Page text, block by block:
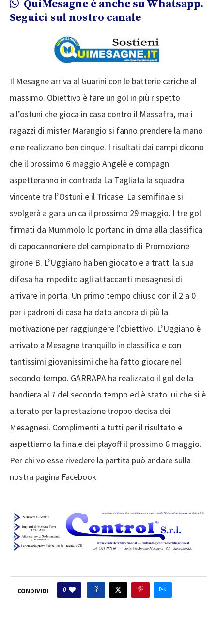
QuiMesagne è anche su Whatsapp.
Seguici sul nostro canale
Il Mesagne arriva al Guarini con le batterie cariche al
massimo. Obiettivo è fare un gol in più rispetto
all’ostuni che gioca in casa contro il Massafra, ma i
ragazzi di mister Marangio si fanno prendere la mano
e ne realizzano ben cinque. I risultati dai campi dicono
che il prossimo 6 maggio Angelè e compagni
aspetteranno in contrada La Tagliata la squadra
vincente tra l’Ostuni e il Tricase. La semifinale si
svolgerà a gara unica il prossimo 29 maggio. I tre gol
firmati da Mummolo lo portano in cima alla classifica
di capocannoniere del campionato di Promozione
girone B. L’Uggiano ha ben giocato e a tratti la sua
difesa ha impedito agli attaccanti mesagnesi di
arrivare in porta. Un primo tempo chiuso con il 2 a 0
per i padroni di casa ha dato ancora di più la
motivazione per raggiungere l’obiettivo. L’Uggiano è
arrivato a Mesagne tranquillo in classifica e con
tantissimi giovanissimi che ha fatto giocare nel
secondo tempo. GARRAPA ha realizzato il gol della
bandiera al 7 del secondo tempo ed è stato lui che si è
alterato per la prestazione troppo decisa dei
Mesagnesi. Complimenti a tutti per il risultato e
aspettiamo la finale dei playoff il prossimo 6 maggio.
Per chi volesse rivedere la partita può andare sulla
nostra pagina Facebook
CONDIVIDI 0